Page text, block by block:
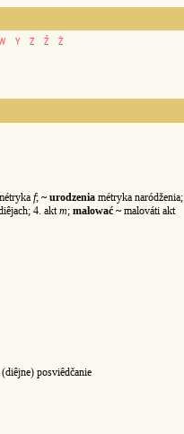
Y Z Ź Ż
f; ~ urodzenia métryka naródženia;
4. akt m; malować ~ malováti akt
posviêdčanie